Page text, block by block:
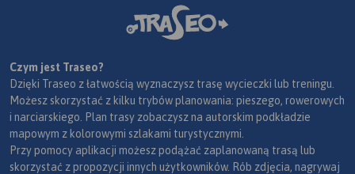
Czym jest Traseo?
Dzięki Traseo z łatwością wyznaczysz trasę wycieczki lub treningu.
Możesz skorzystać z kilku trybów planowania: pieszego, rowerowych
i narciarskiego. Plan trasy zobaczysz na autorskim podkładzie
mapowym z kolorowymi szlakami turystycznymi.
Przy pomocy aplikacji możesz podążać zaplanowaną trasą lub
skorzystać z propozycji innych użytkowników. Rób zdjęcia, nagrywaj